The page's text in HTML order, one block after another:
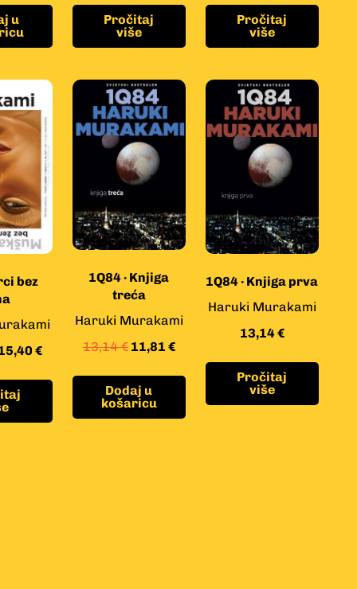
u
Pročitaj
više
Pročitaj
više
bez
€
1Q84 · Knjiga
treća
Haruki Murakami
13,14€ 11,81 €
Dodaj u
košaricu
1Q84 · Knjiga prva
Haruki Murakami
13,14€
Pročitaj
više